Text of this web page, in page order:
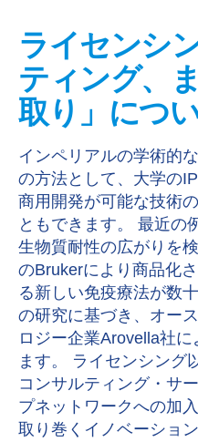
ライセンシ
ティング、
取り」につ
インペリアルの学術的
の方法として、大学の
商用開発が可能な技術
ともできます。 最近の
生物質耐性の広がりを
のBrukerにより商品化
る新しい免疫療法が数
の研究に基づき、オー
ロジー企業Arovella社
ます。 ライセンシング
コンサルティング・サ
プネットワークへの加
取り巻くイノベーショ